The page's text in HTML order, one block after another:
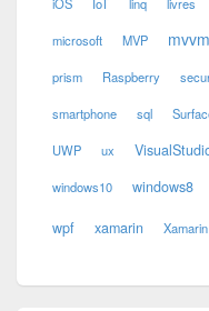
iOS IoT linq livres
microsoft MVP mvvm
prism Raspberry
smartphone sql
UWP ux
windows10 windows8
wpf xamarin Xamarin